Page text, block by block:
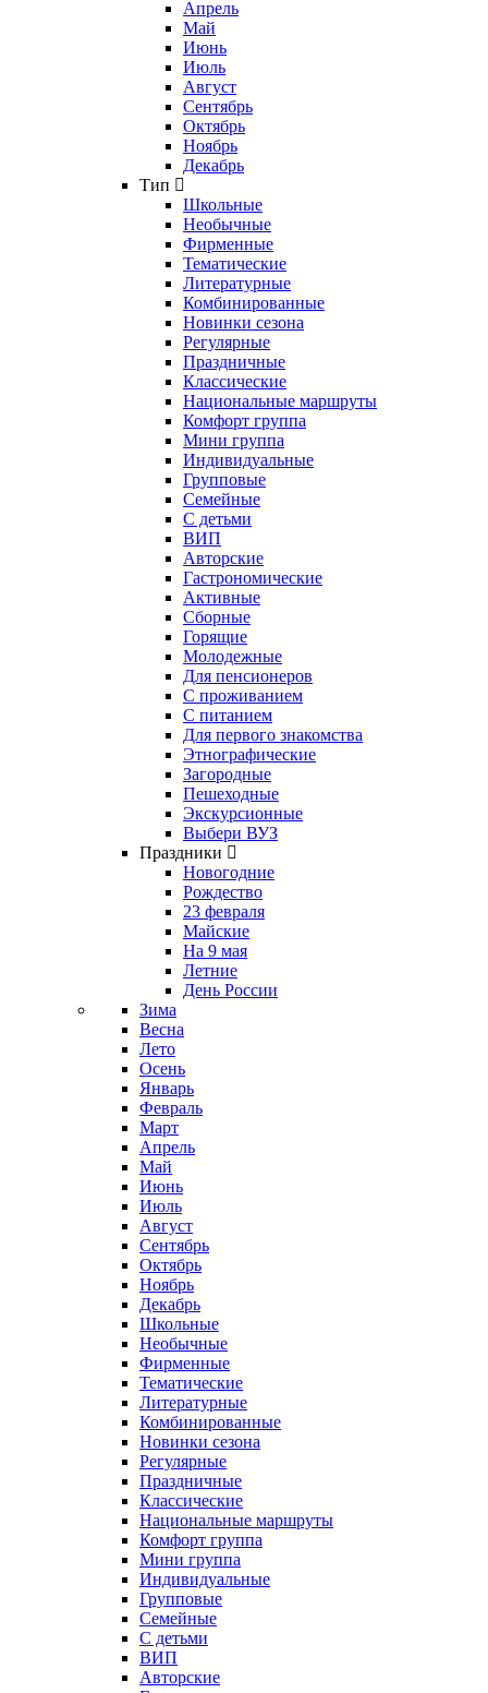
Апрель
Май
Июнь
Июль
Август
Сентябрь
Октябрь
Ноябрь
Декабрь
Тип
Школьные
Необычные
Фирменные
Тематические
Литературные
Комбинированные
Новинки сезона
Регулярные
Праздничные
Классические
Национальные маршруты
Комфорт группа
Мини группа
Индивидуальные
Групповые
Семейные
С детьми
ВИП
Авторские
Гастрономические
Активные
Сборные
Горящие
Молодежные
Для пенсионеров
С проживанием
С питанием
Для первого знакомства
Этнографические
Загородные
Пешеходные
Экскурсионные
Выбери ВУЗ
Праздники
Новогодние
Рождество
23 февраля
Майские
На 9 мая
Летние
День России
Зима
Весна
Лето
Осень
Январь
Февраль
Март
Апрель
Май
Июнь
Июль
Август
Сентябрь
Октябрь
Ноябрь
Декабрь
Школьные
Необычные
Фирменные
Тематические
Литературные
Комбинированные
Новинки сезона
Регулярные
Праздничные
Классические
Национальные маршруты
Комфорт группа
Мини группа
Индивидуальные
Групповые
Семейные
С детьми
ВИП
Авторские